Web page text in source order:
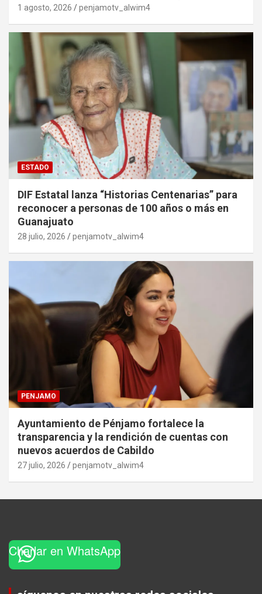
1 agosto, 2026 penjamotv_alwim4
ESTADO
DIF Estatal lanza “Historias Centenarias” para
reconocer a personas de 100 años o más en
Guanajuato
28 julio, 2026 penjamotv_alwim4
PENJAMO
Ayuntamiento de Pénjamo fortalece la
transparencia y la rendición de cuentas con
nuevos acuerdos de Cabildo
27 julio, 2026 penjamotv_alwim4
Charlar en WhatsApp